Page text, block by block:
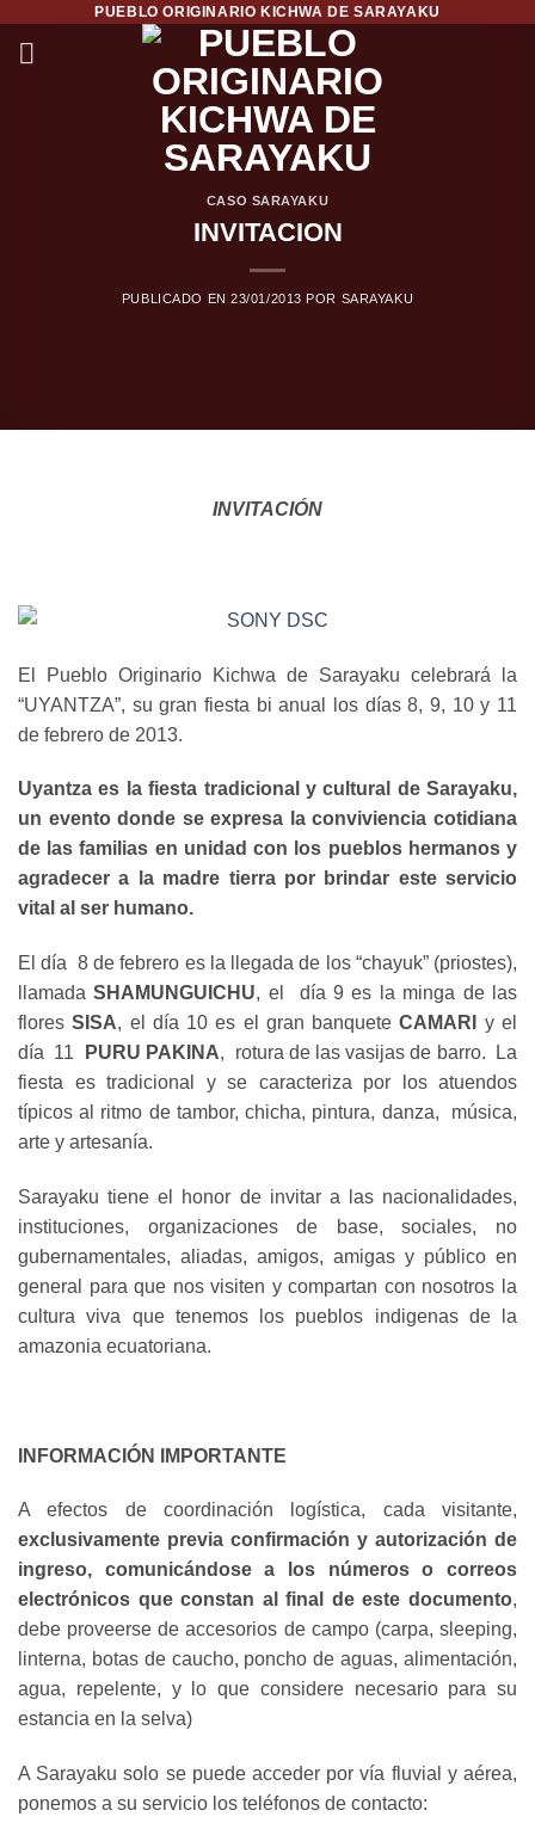
PUEBLO ORIGINARIO KICHWA DE SARAYAKU
CASO SARAYAKU
INVITACION
PUBLICADO EN23/01/2013 POR SARAYAKU
INVITACIÓN
El Pueblo Originario Kichwa de Sarayaku celebrará la
“UYANTZA”, su gran fiesta bi anual los días 8, 9, 10 y 11
de febrero de 2013.
Uyantza es la fiesta tradicional y cultural de Sarayaku,
un evento donde se expresa la conviviencia cotidiana
de las familias en unidad con los pueblos hermanos y
agradecer a la madre tierra por brindar este servicio
vital al ser humano.
El día 8 de febrero es la llegada de los “chayuk” (priostes),
llamadaSHAMUNGUICHU, el día 9 es la minga de las
floresSISA, el día 10 es el gran banqueteCAMARI
y el
día 11
PURU PAKINA, rotura de las vasijas de barro. La
fiesta es tradicional y se caracteriza por los atuendos
típicos al ritmo de tambor, chicha, pintura, danza, música,
arte y artesanía.
Sarayaku tiene el honor de invitar a las nacionalidades,
instituciones, organizaciones de base, sociales, no
gubernamentales, aliadas, amigos, amigas y público en
general para que nos visiten y compartan con nosotros la
cultura viva que tenemos los pueblos indigenas de la
amazonia ecuatoriana.
INFORMACIÓN IMPORTANTE
A efectos de coordinación logística, cada visitante,
exclusivamente previa confirmación y autorización de
ingreso, comunicándose a los números o correos
electrónicos que constan al final de este documento,
debe proveerse de accesorios de campo (carpa, sleeping,
linterna, botas de caucho, poncho de aguas, alimentación,
agua, repelente, y lo que considere necesario para su
estancia en la selva)
A Sarayaku solo se puede acceder por vía fluvial y aérea,
ponemos a su servicio los teléfonos de contacto: